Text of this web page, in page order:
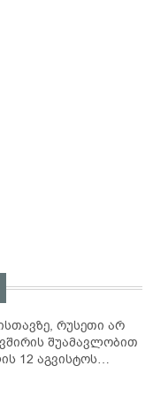
რუსეთი არ
შუამავლობით
12 აგვისტოს
- მეტიც,